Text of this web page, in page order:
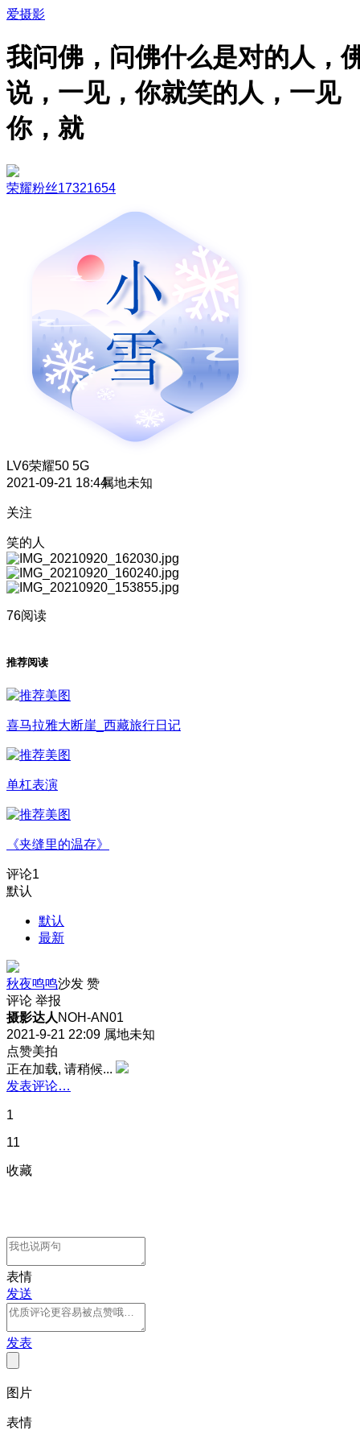
爱摄影
我问佛，问佛什么是对的人，
说，一见，你就笑的人，一见
你，就
荣耀粉丝17321654
LV6荣耀50 5G
2021-09-21 18:44属地未知
关注
笑的人
76阅读
推荐阅读
喜马拉雅大断崖_西藏旅行日记
单杠表演
《夹缝里的温存》
评论1
默认
默认
最新
秋夜鸣鸣沙发 赞
评论 举报
摄影达人 NOH-AN01
2021-9-21 22:09 属地未知
点赞美拍
正在加载, 请稍候...
发表评论…
1
11
收藏
表情
发送
发表
图片
表情